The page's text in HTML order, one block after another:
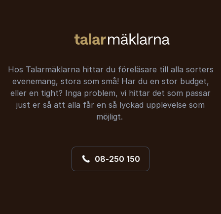
Hos Talarmäklarna hittar du föreläsare till alla sorters
evenemang, stora som små! Har du en stor budget,
eller en tight? Inga problem, vi hittar det som passar
just er så att alla får en så lyckad upplevelse som
möjligt.
08-250 150